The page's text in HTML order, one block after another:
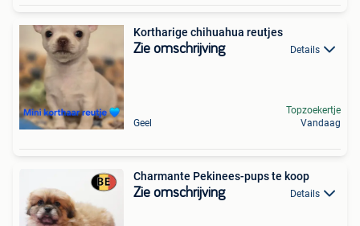
Kortharige chihuahua reutjes
Zie omschrijving Details
Geel
Topzoekertje
Vandaag
Charmante Pekinees-pups te koop
Zie omschrijving Details